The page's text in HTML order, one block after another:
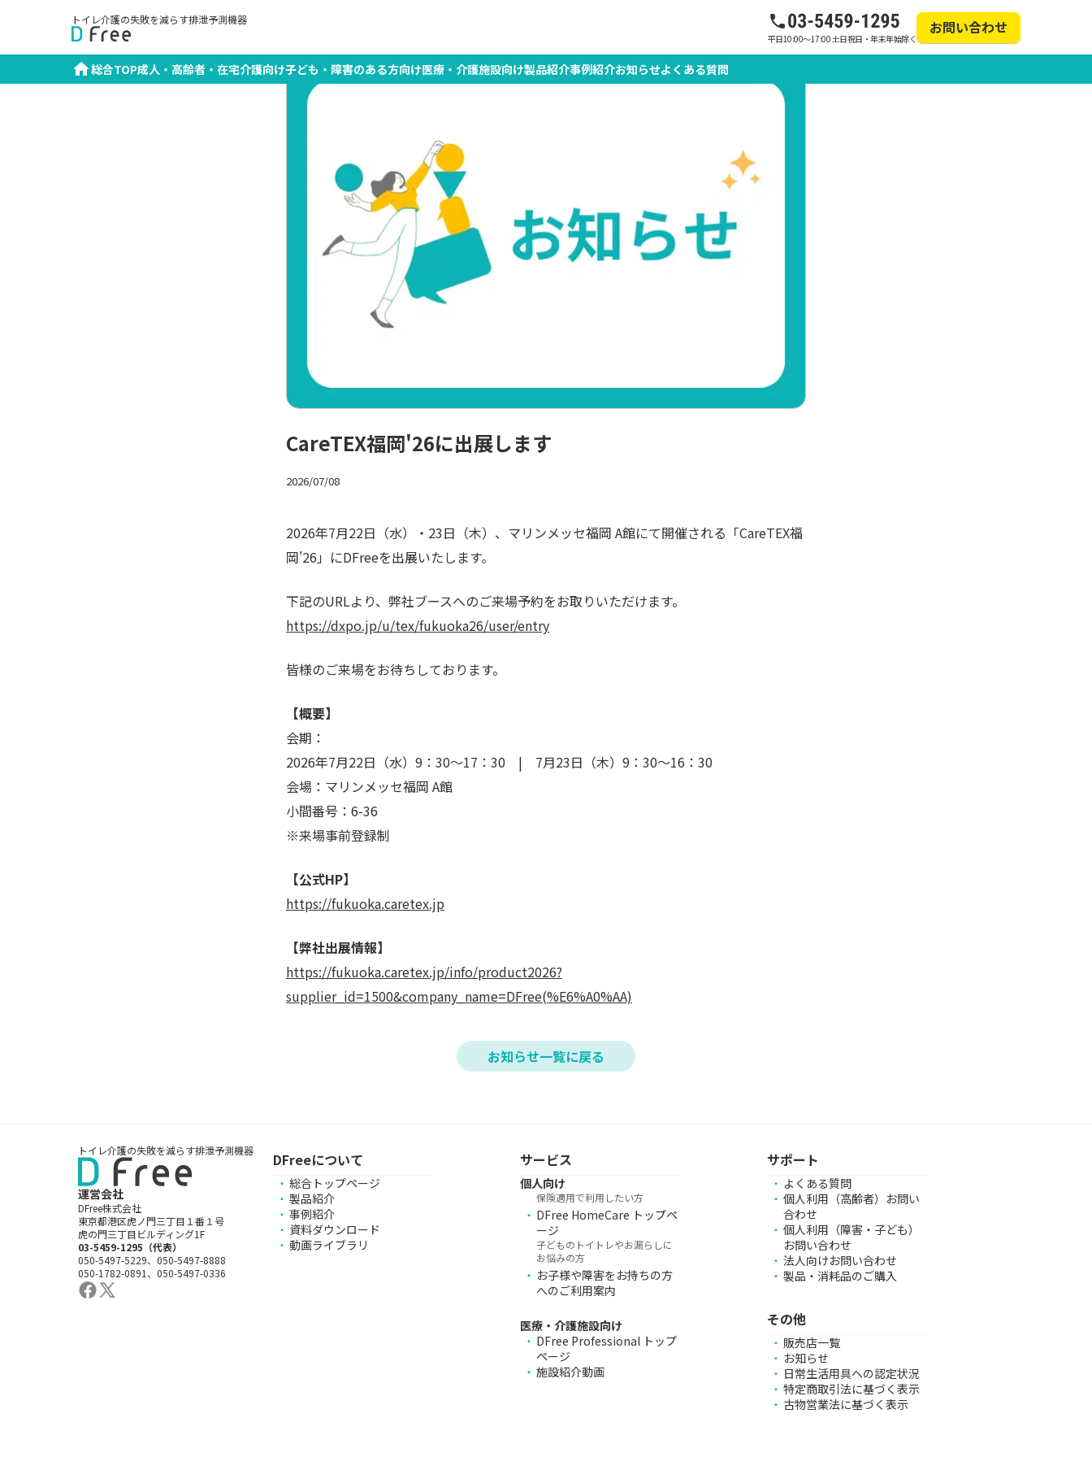
トイレ介護の失敗を減らす排泄予測機器
平日10:00～17:00 土日祝日・年末年始除く
お問い合わせ
総合TOP成人・高齢者・在宅介護向け子ども・障害のある方向け医療・介護施設向け製品紹介事例紹介お知らせよくある質問
TOP お知らせ一覧 CareTEX福岡'26に出展します
CareTEX福岡'26に出展します
2026/07/08
2026年7月22日（水）・23日（木）、マリンメッセ福岡 A館にて開催される「CareTEX福
岡'26」にDFreeを出展いたします。
下記のURLより、弊社ブースへのご来場予約をお取りいただけます。
https://dxpo.jp/u/tex/fukuoka26/user/entry
皆様のご来場をお待ちしております。
【概要】
会期：
2026年7月22日（水）9：30～17：30 | 7月23日（木）9：30～16：30
会場：マリンメッセ福岡 A館
小間番号：6-36
※来場事前登録制
【公式HP】
https://fukuoka.caretex.jp
【弊社出展情報】
https://fukuoka.caretex.jp/info/product2026?
supplier_id=1500&company_name=DFree(%E6%A0%AA)
お知らせ一覧に戻る
トイレ介護の失敗を減らす排泄予測機器
運営会社
DFree株式会社
東京都港区虎ノ門三丁目１番１号
虎の門三丁目ビルディング1F
03-5459-1295（代表）
050-5497-5229、050-5497-8888
050-1782-0891、050-5497-0336
DFreeについて
総合トップページ
製品紹介
事例紹介
資料ダウンロード
動画ライブラリ
サービス
個人向け
保険適用で利用したい方
DFree HomeCare トップペ
ージ
子どものトイトレやお漏らしに
お悩みの方
お子様や障害をお持ちの方
へのご利用案内
医療・介護施設向け
DFree Professional トップ
ページ
施設紹介動画
サポート
よくある質問
個人利用（高齢者）お問い
合わせ
個人利用（障害・子ども）
お問い合わせ
法人向けお問い合わせ
製品・消耗品のご購入
その他
販売店一覧
お知らせ
日常生活用具への認定状況
特定商取引法に基づく表示
古物営業法に基づく表示